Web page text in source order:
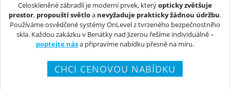
Celoskleněné zábradlí je moderní prvek, kterýopticky zvětšuje
prostor, propouští světloa nevyžaduje prakticky žádnou údržbu.
Používáme osvědčené systémy OnLevel z tvrzeného bezpečnostního
skla. Každou zakázku v Benátky nad Jizerou řešíme individuálně –
poptejte nása připravíme nabídku přesně na míru.
CHCI CENOVOU NABÍDKU